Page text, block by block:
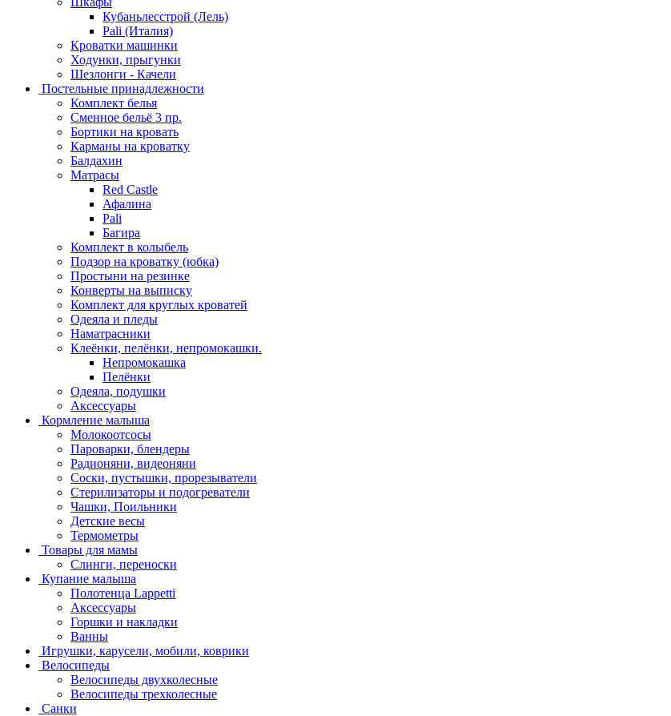
Кубаньлесстрой (Лель)
Pali (Италия)
Кроватки машинки
Ходунки, прыгунки
Шезлонги - Качели
Постельные принадлежности
Комплект белья
Сменное бельё 3 пр.
Бортики на кровать
Карманы на кроватку
Балдахин
Матрасы
Red Castle
Афалина
Pali
Багира
Комплект в колыбель
Подзор на кроватку (юбка)
Простыни на резинке
Конверты на выписку
Комплект для круглых кроватей
Одеяла и пледы
Наматрасники
Клеёнки, пелёнки, непромокашки.
Непромокашка
Пелёнки
Одеяла, подушки
Аксессуары
Кормление малыша
Молокоотсосы
Пароварки, блендеры
Радионяни, видеоняни
Соски, пустышки, прорезыватели
Стерилизаторы и подогреватели
Чашки, Поильники
Детские весы
Термометры
Товары для мамы
Слинги, переноски
Купание малыша
Полотенца Lappetti
Аксессуары
Горшки и накладки
Ванны
Игрушки, карусели, мобили, коврики
Велосипеды
Велосипеды двухколесные
Велосипеды трехколесные
Санки